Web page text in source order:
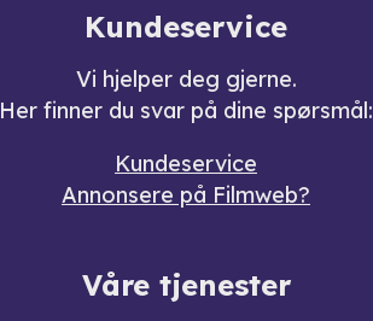
Kundeservice
Vi hjelper deg gjerne.
Her finner du svar på dine spørsmål:
Kundeservice
Annonsere på Filmweb?
Våre tjenester